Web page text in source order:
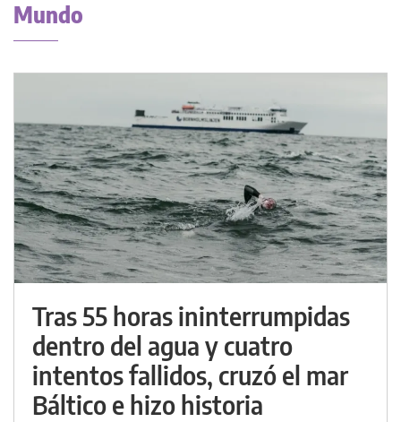
Mundo
Tras 55 horas ininterrumpidas
dentro del agua y cuatro
intentos fallidos, cruzó el mar
Báltico e hizo historia